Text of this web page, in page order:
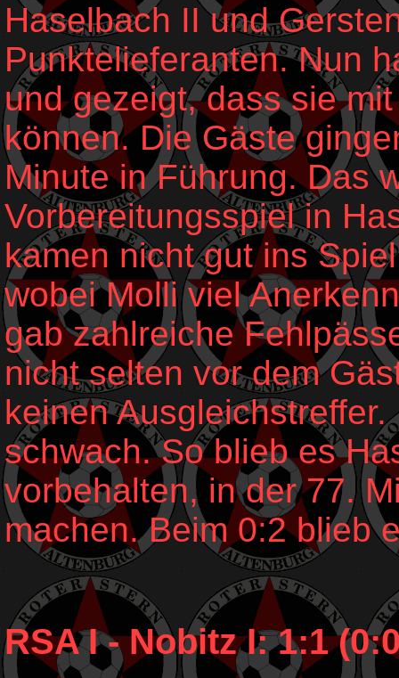
Haselbach II und
Punktelieferanten. Nun
und gezeigt, dass sie
können. Die Gäste
Minute in Führung. Das
Vorbereitungsspiel in
kamen nicht gut ins
wobei Molli viel
gab zahlreiche
nicht selten vor dem
keinen
schwach. So blieb es
vorbehalten, in der 77.
machen. Beim 0:2 blieb
RSA I - Nobitz I: 1:1